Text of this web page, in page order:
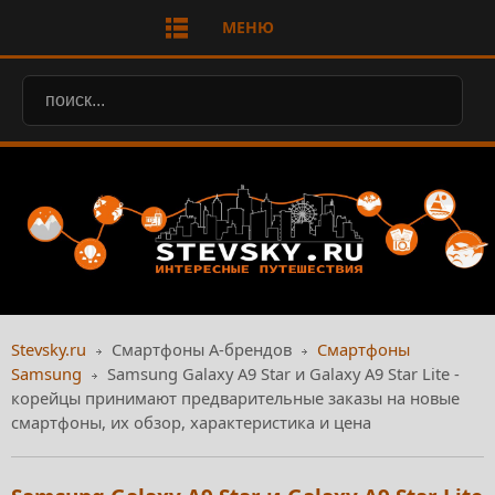
МЕНЮ
Stevsky.ru Смартфоны А-брендов
Смартфоны
Samsung
Samsung Galaxy A9 Star и Galaxy A9 Star Lite -
корейцы принимают предварительные заказы на новые
смартфоны, их обзор, характеристика и цена